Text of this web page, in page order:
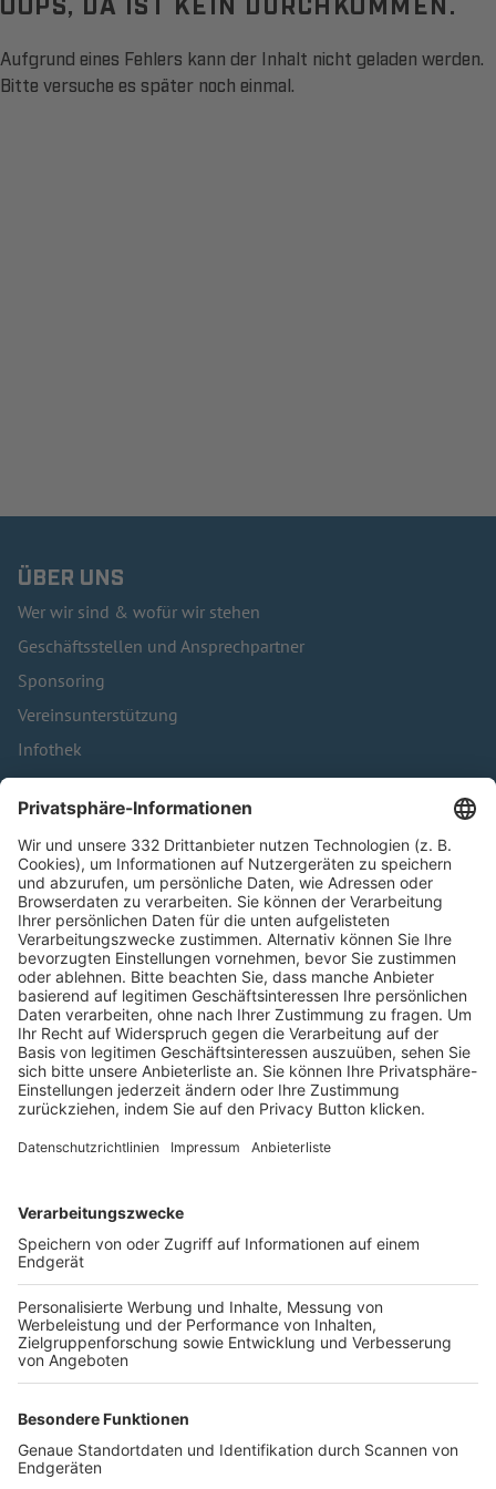
Aufgrund eines Fehlers kann der Inhalt nicht geladen werden.
Bitte versuche es später noch einmal.
ÜBER UNS
Wer wir sind & wofür wir stehen
Geschäftsstellen und Ansprechpartner
Sponsoring
Vereinsunterstützung
Infothek
Kontakt
HÄUFIG BESUCHTE SEITEN
Pässe und Vereinswechsel
Trainerausbildung
Schulungsangebot Vereinsmitarbeiter
BFV-Geschäftsstellen
Trainerbörse
Login SpielPlus
FOLGE DEM BFV
TOP-VEREINE
TOP-PARTNER